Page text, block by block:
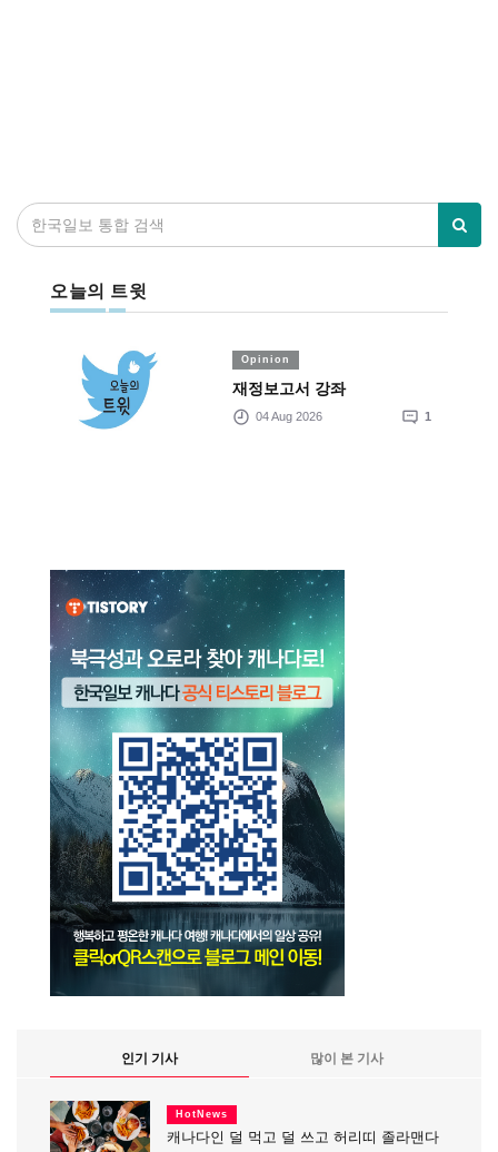
오늘의 트윗
Opinion
재정보고서 강좌
04 Aug 2026 1
인기 기사 많이 본 기사
HotNews
캐나다인 덜 먹고 덜 쓰고 허리띠 졸라맨다